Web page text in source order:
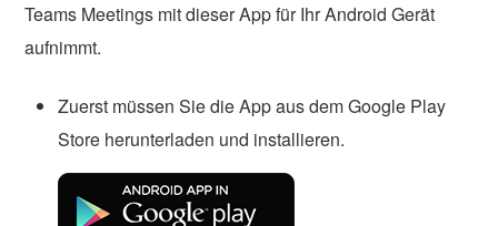
Teams Meetings mit dieser App für Ihr Android Gerät
aufnimmt.
Zuerst müssen Sie die App aus dem Google Play
Store herunterladen und installieren.